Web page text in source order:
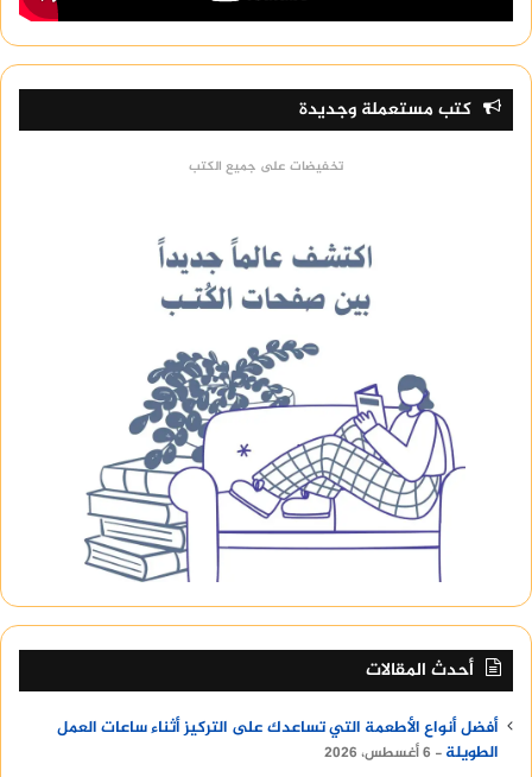
كتب مستعملة وجديدة
تخفيضات على جميع الكتب
أحدث المقالات
أفضل أنواع الأطعمة التي تساعدك على التركيز أثناء ساعات العمل
الطويلة
6 أغسطس، 2026